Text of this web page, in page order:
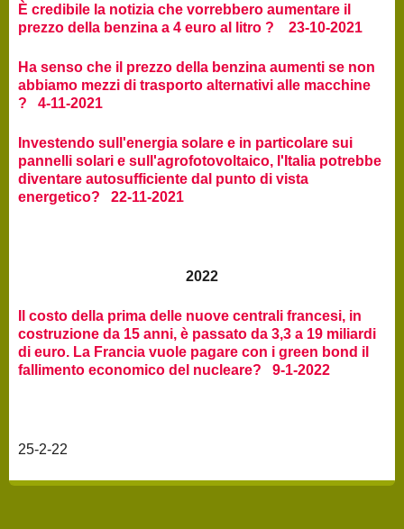
È credibile la notizia che vorrebbero aumentare il
prezzo della benzina a 4 euro al litro ? 23-10-2021
Ha senso che il prezzo della benzina aumenti se non
abbiamo mezzi di trasporto alternativi alle macchine
? 4-11-2021
Investendo sull'energia solare e in particolare sui
pannelli solari e sull'agrofotovoltaico, l'Italia potrebbe
diventare autosufficiente dal punto di vista
energetico? 22-11-2021
2022
Il costo della prima delle nuove centrali francesi, in
costruzione da 15 anni, è passato da 3,3 a 19 miliardi
di euro. La Francia vuole pagare con i green bond il
fallimento economico del nucleare? 9-1-2022
25-2-22